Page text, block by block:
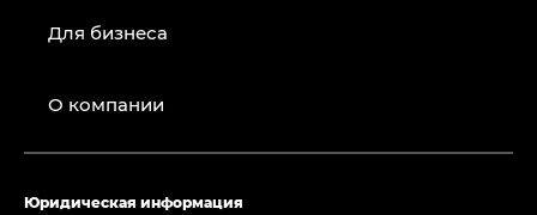
Для бизнеса
О компании
Юридическая информация